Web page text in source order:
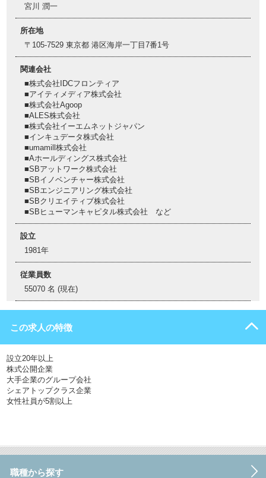
宮川 潤一
所在地
〒105-7529 東京都 港区海岸一丁目7番1号
関連会社
■株式会社IDCフロンティア
■アイティメディア株式会社
■株式会社Agoop
■ALES株式会社
■株式会社イーエムネットジャパン
■インキュデータ株式会社
■umamill株式会社
■Aホールディングス株式会社
■SBアットワーク株式会社
■SBイノベンチャー株式会社
■SBエンジニアリング株式会社
■SBクリエイティブ株式会社
■SBヒューマンキャピタル株式会社 など
設立
1981年
従業員数
55070 名 (現在)
この求人の特徴
設立20年以上
株式公開企業
大手企業のグループ会社
シェアトップクラス企業
女性社員が5割以上
職種から探す